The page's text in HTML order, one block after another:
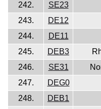
242.
SE23
243.
DE12
244.
DE11
245.
DEB3
246.
SE31
247.
DEG0
248.
DEB1